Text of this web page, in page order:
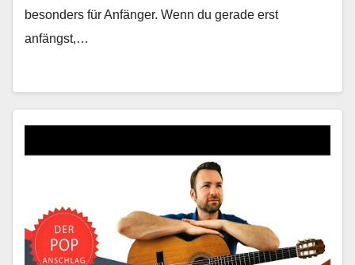
besonders für Anfänger. Wenn du gerade erst
anfängst,…